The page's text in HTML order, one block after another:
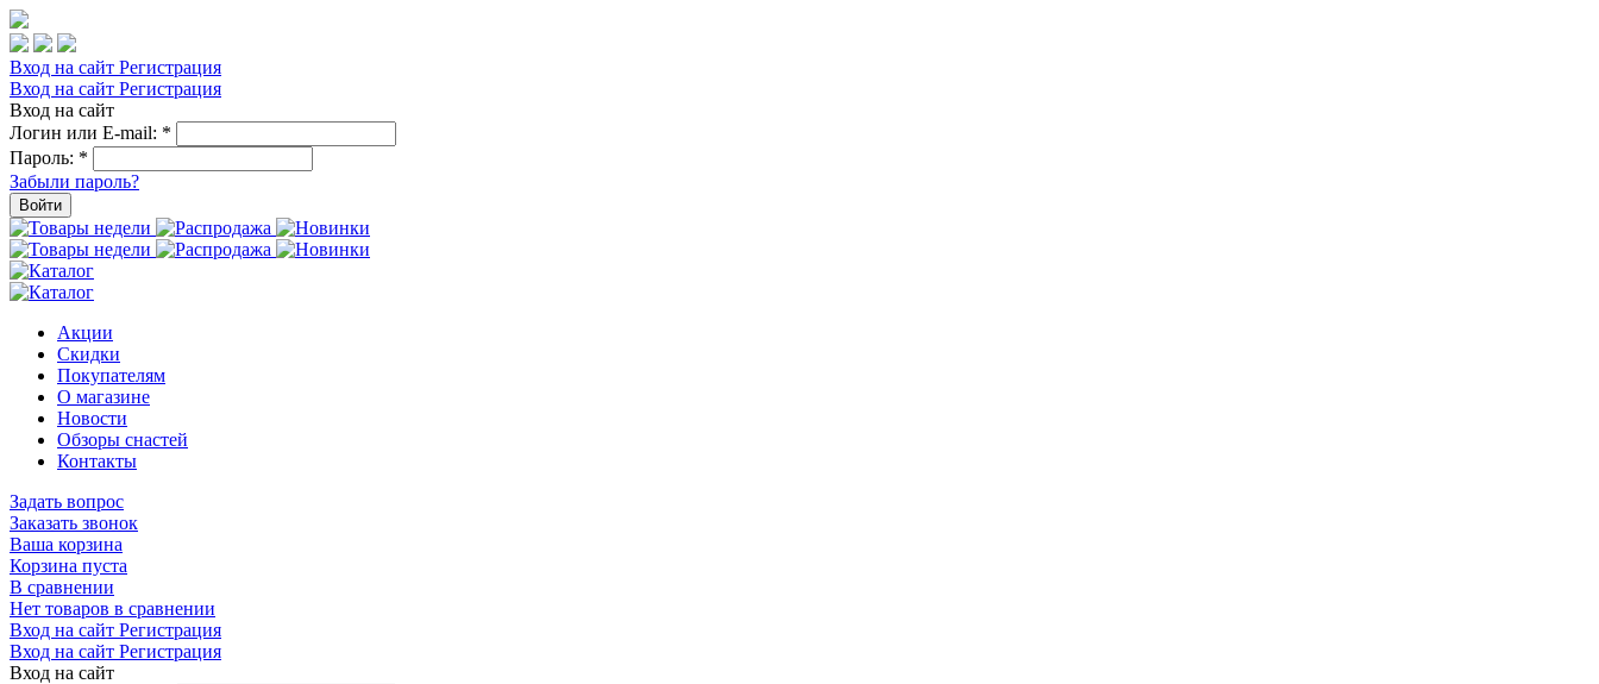
Вход на сайт Регистрация
Вход на сайт Регистрация
Вход на сайт
Логин или E-mail: *
Пароль: *
Забыли пароль?
Войти
Акции
Скидки
Покупателям
О магазине
Новости
Обзоры снастей
Контакты
Задать вопрос
Заказать звонок
Ваша корзина
Корзина пуста
В сравнении
Нет товаров в сравнении
Вход на сайт Регистрация
Вход на сайт Регистрация
Вход на сайт